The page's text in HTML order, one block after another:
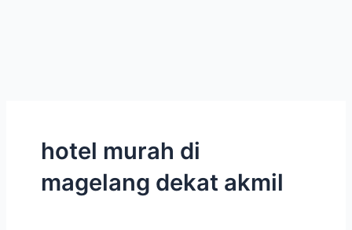
hotel murah di
magelang dekat akmil